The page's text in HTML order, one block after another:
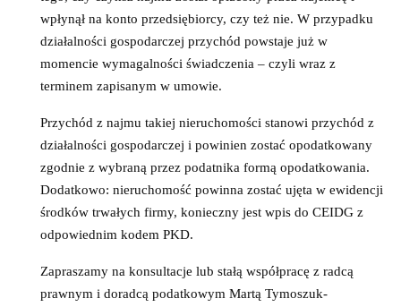
wpłynął na konto przedsiębiorcy, czy też nie. W przypadku
działalności gospodarczej przychód powstaje już w
momencie wymagalności świadczenia – czyli wraz z
terminem zapisanym w umowie.
Przychód z najmu takiej nieruchomości stanowi przychód z
działalności gospodarczej i powinien zostać opodatkowany
zgodnie z wybraną przez podatnika formą opodatkowania.
Dodatkowo: nieruchomość powinna zostać ujęta w ewidencji
środków trwałych firmy, konieczny jest wpis do CEIDG z
odpowiednim kodem PKD.
Zapraszamy na konsultacje lub stałą współpracę z radcą
prawnym i doradcą podatkowym Martą Tymoszuk-